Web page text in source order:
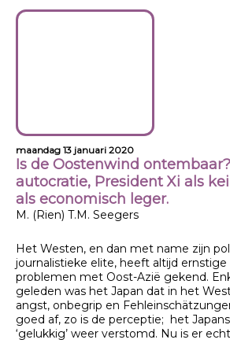
maandag 13 januari 2020
Is de Oostenwind
autocratie, President Xi als
als economisch leger.
M. (Rien) T.M. Seegers
Het Westen, en dan met name zijn
journalistieke elite, heeft altijd
problemen met Oost-Azië gekend.
geleden was het Japan dat in het
angst, onbegrip en
goed af, zo is de perceptie; het
‘gelukkig’ weer verstomd. Nu is er